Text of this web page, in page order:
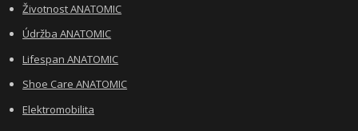
Životnost ANATOMIC
Údržba ANATOMIC
Lifespan ANATOMIC
Shoe Care ANATOMIC
Elektromobilita